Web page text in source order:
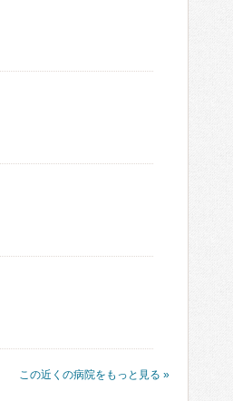
この近くの病院をもっと見る »